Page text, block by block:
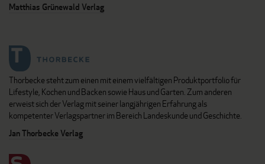
Matthias Grünewald Verlag
Thorbecke steht zum einen mit einem vielfältigen Produktportfolio für
Lifestyle, Kochen und Backen sowie Haus und Garten. Zum anderen
erweist sich der Verlag mit seiner langjährigen Erfahrung als
kompetenter Verlagspartner im Bereich Landeskunde und Geschichte.
Jan Thorbecke Verlag